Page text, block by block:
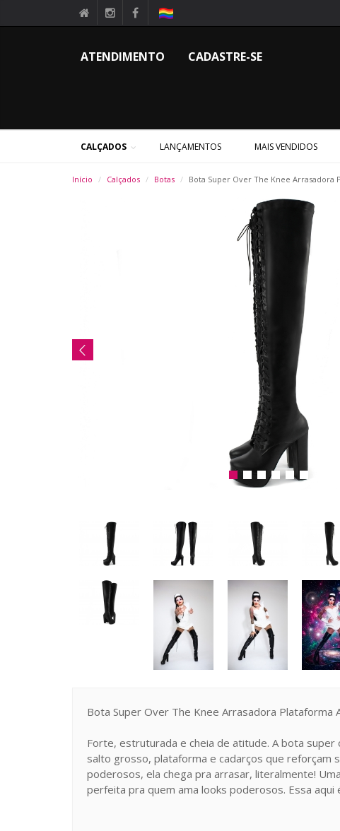
ATENDIMENTO CADASTRE-SE
CALÇADOS LANÇAMENTOS MAIS VENDIDOS
Início Calçados Botas Bota Super Over The Knee Arrasadora
Bota Super Over The Knee Arrasadora Plataforma
Forte, estruturada e cheia de atitude. A bota
salto grosso, plataforma e cadarços que reforçam
poderosos, ela chega pra arrasar, literalmente!
perfeita pra quem ama looks poderosos. Essa